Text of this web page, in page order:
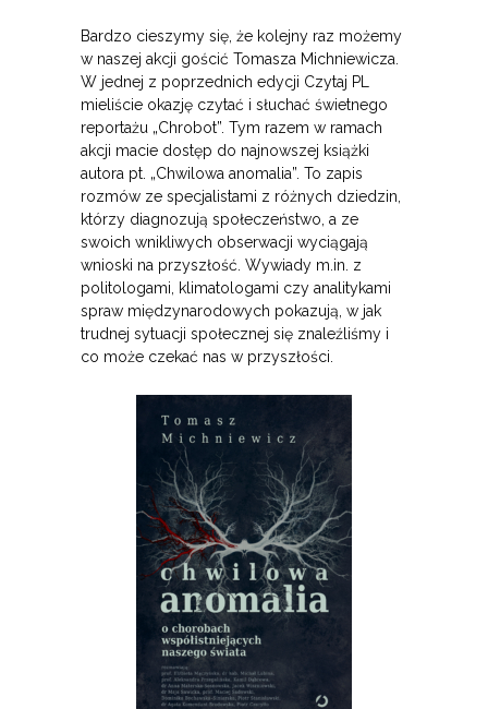
Bardzo cieszymy się, że kolejny raz możemy
w naszej akcji gościć Tomasza Michniewicza.
W jednej z poprzednich edycji Czytaj PL
mieliście okazję czytać i słuchać świetnego
reportażu „Chrobot”. Tym razem w ramach
akcji macie dostęp do najnowszej książki
autora pt. „Chwilowa anomalia”. To zapis
rozmów ze specjalistami z różnych dziedzin,
którzy diagnozują społeczeństwo, a ze
swoich wnikliwych obserwacji wyciągają
wnioski na przyszłość. Wywiady m.in. z
politologami, klimatologami czy analitykami
spraw międzynarodowych pokazują, w jak
trudnej sytuacji społecznej się znaleźliśmy i
co może czekać nas w przyszłości.